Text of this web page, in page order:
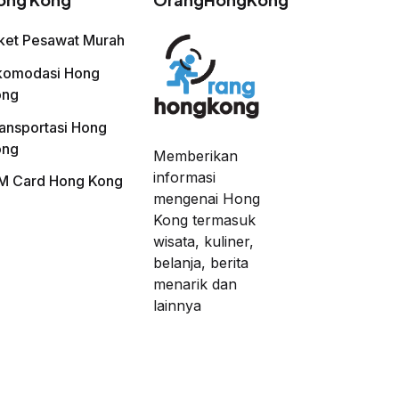
Pesawat Murah
Hong
Hong
Card Hong Kong
Memberikan
informasi
mengenai Hong
Kong termasuk
wisata, kuliner,
belanja, berita
menarik dan
lainnya